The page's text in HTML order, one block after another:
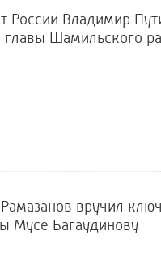
России Владимир
главы Шамильского
вручил
Мусе Багаудинову